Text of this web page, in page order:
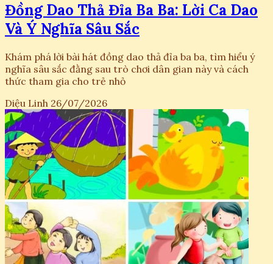
Đồng Dao Thả Đỉa Ba Ba: Lời Ca Dao
Và Ý Nghĩa Sâu Sắc
Khám phá lời bài hát đồng dao thả đỉa ba ba, tìm hiểu ý
nghĩa sâu sắc đằng sau trò chơi dân gian này và cách
thức tham gia cho trẻ nhỏ
Diệu Linh 26/07/2026